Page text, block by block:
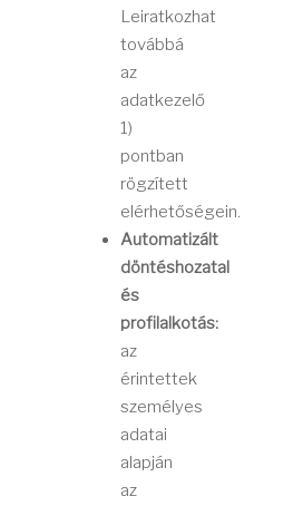
Leiratkozhat
továbbá
az
adatkezelő
1)
pontban
rögzített
elérhetőségein.
Automatizált
döntéshozatal
és
profilalkotás:
az
érintettek
személyes
adatai
alapján
az